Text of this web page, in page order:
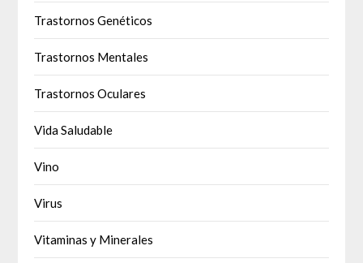
Trastornos Genéticos
Trastornos Mentales
Trastornos Oculares
Vida Saludable
Vino
Virus
Vitaminas y Minerales